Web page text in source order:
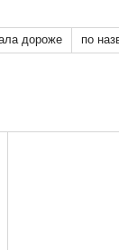
дороже по